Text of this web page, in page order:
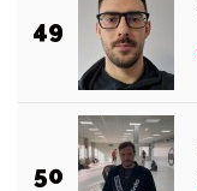
49
50